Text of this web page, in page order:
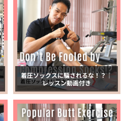
着圧ソックスに騙されるな！？｜
レッスン動画付き